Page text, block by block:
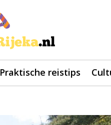
Praktische reistips